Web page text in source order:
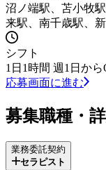
沼ノ端駅、苫小牧
来駅、南千歳駅、
シフト
1日1時間 週1日から
応募画面に進む
募集職種・
業務委託契約
セラピスト